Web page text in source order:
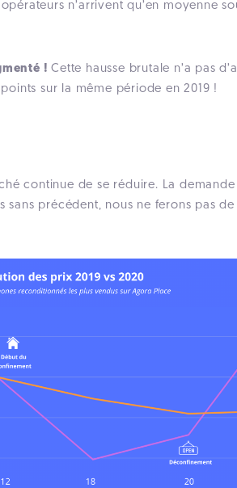
n’arrivent qu’en moyenne
!Cette hausse brutale n’a pas
sur la même période en 2019 !
continue de se réduire. La
sans précédent, nous ne ferons pas